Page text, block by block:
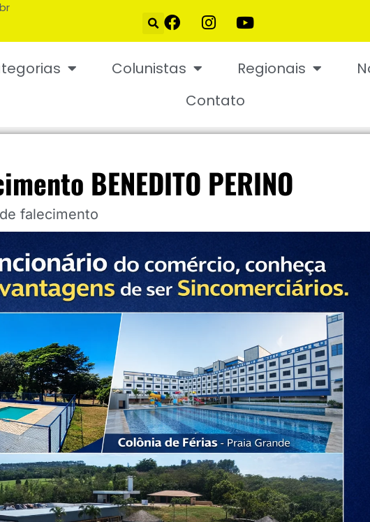
Colunistas Regionais
Contato
BENEDITO PERINO
falecimento